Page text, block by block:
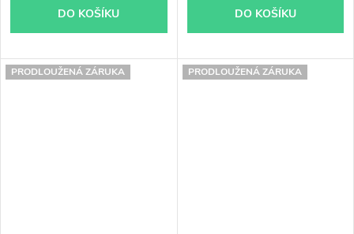
DO KOŠÍKU DO KOŠÍKU
PRODLOUŽENÁ ZÁRUKA PRODLOUŽENÁ ZÁRUKA